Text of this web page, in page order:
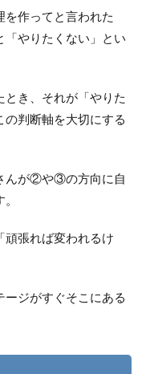
を作ってと言われた
「やりたくない」とい
とき、それが「やりた
の判断軸を大切にする
んが②や③の方向に自
張れば変われるけ
ージがすぐそこにある